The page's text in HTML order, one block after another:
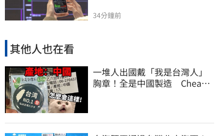
34分鐘前
其他人也在看
一堆人出國戴「我是台灣人」
胸章！全是中國製造 Cheap